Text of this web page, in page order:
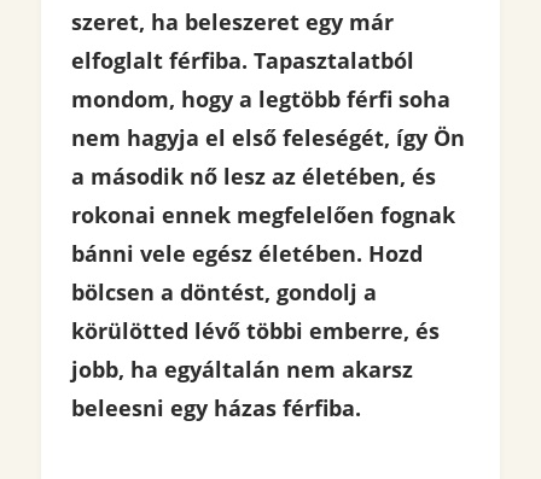
szeret, ha beleszeret egy már
elfoglalt férfiba. Tapasztalatból
mondom, hogy a legtöbb férfi soha
nem hagyja el első feleségét, így Ön
a második nő lesz az életében, és
rokonai ennek megfelelően fognak
bánni vele egész életében. Hozd
bölcsen a döntést, gondolj a
körülötted lévő többi emberre, és
jobb, ha egyáltalán nem akarsz
beleesni egy házas férfiba.